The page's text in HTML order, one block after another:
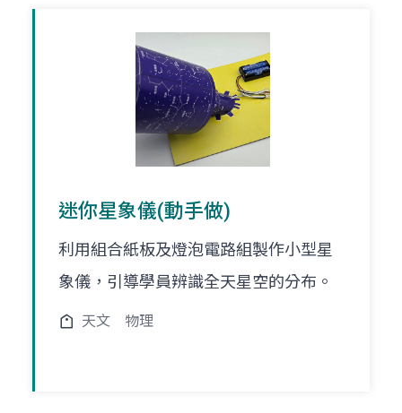
迷你星象儀(動手做)
利用組合紙板及燈泡電路組製作小型星
象儀，引導學員辨識全天星空的分布。
天文 物理